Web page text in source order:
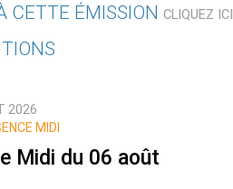
CETTE ÉMISSION CLIQUEZ ICI
2026
MIDI
Midi du 06 août